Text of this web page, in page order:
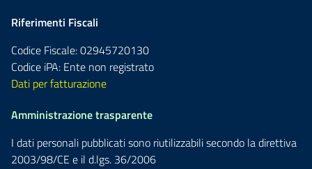
Riferimenti Fiscali
Codice Fiscale: 02945720130
Codice iPA: Ente non registrato
Dati per fatturazione
Amministrazione trasparente
I dati personali pubblicati sono riutilizzabili secondo la direttiva
2003/98/CE e il d.lgs. 36/2006